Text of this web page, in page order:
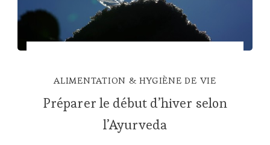
ALIMENTATION & HYGIÈNE DE VIE
Préparer le début d’hiver selon
l’Ayurveda